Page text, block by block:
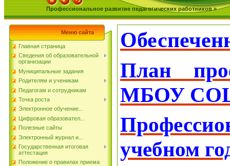
Профессиональное развитие педагогических работников »
Меню сайта
Главная страница
Сведения об образовательной
организации
Муниципальные задания
Родителям и ученикам
Педагогам и сотрудникам
Точка роста
Электронное обучение...
Цифровая образовател...
Полезные сайты
Электронный журнал и...
Государственная итоговая
аттестация
Положение о правилах приема
План
МБОУ СОШ
учебном